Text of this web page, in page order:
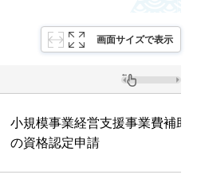
画面サイズで表示
小規模事業経営支援事業費補助
の資格認定申請